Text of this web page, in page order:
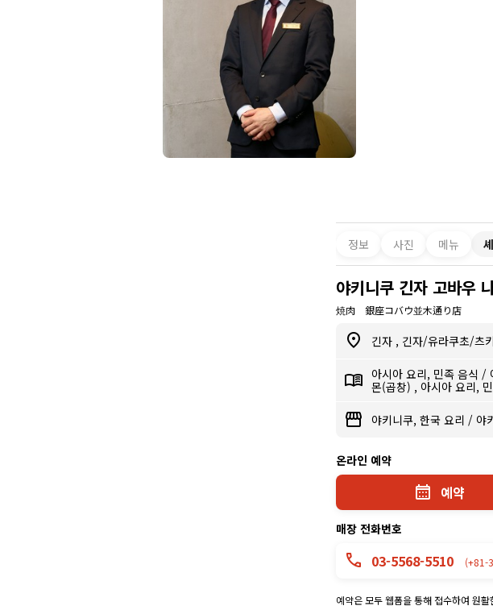
정보 사진 메뉴
야키니쿠 긴자 고바우
焼肉 銀座コバウ並木通り店
긴자 , 긴자/유라쿠초/츠
아시아 요리, 민족 음식 /
몬(곱창) , 아시아 요리,
야키니쿠, 한국 요리 / 야
온라인 예약
예약
매장 전화번호
03-5568-5510 (+81-
예약은 모두 웹폼을 통해 접수하여 원